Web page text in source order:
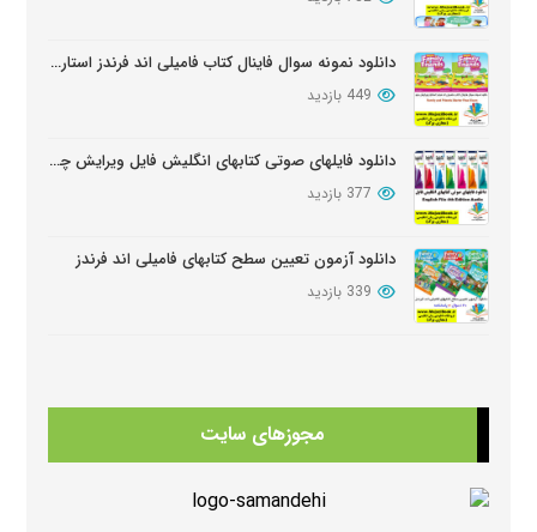
دانلود نمونه سوال فاینال کتاب فامیلی اند فرندز استارتر ویرایش دوم
449 بازدید
دانلود فایلهای صوتی کتابهای انگلیش فایل ویرایش چهارم English File Edition Audio
377 بازدید
دانلود آزمون تعیین سطح کتابهای فامیلی اند فرندز
339 بازدید
مجوزهای سایت